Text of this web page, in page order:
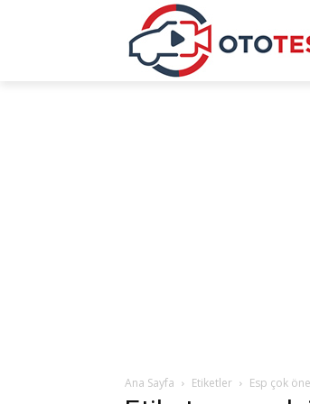
Ana Sayfa Etiketler Esp çok